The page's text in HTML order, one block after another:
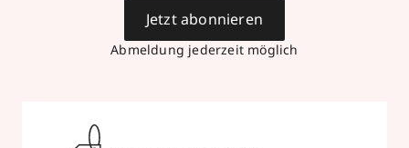
Abmeldung jederzeit möglich
Jetzt abonnieren